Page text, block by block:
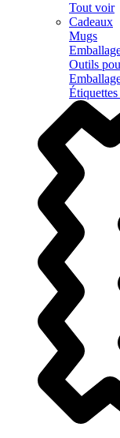
Tout voir
Cadeaux
Mugs
Outils